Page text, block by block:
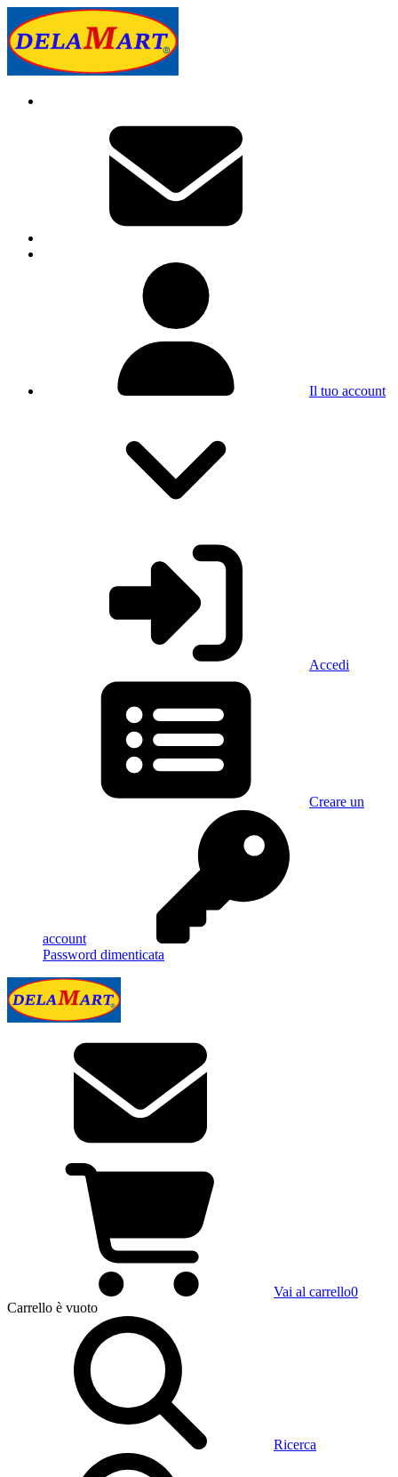
Il tuo account
Accedi
Creare un
account
Password dimenticata
Vai al carrello0
Carrello è vuoto
Ricerca